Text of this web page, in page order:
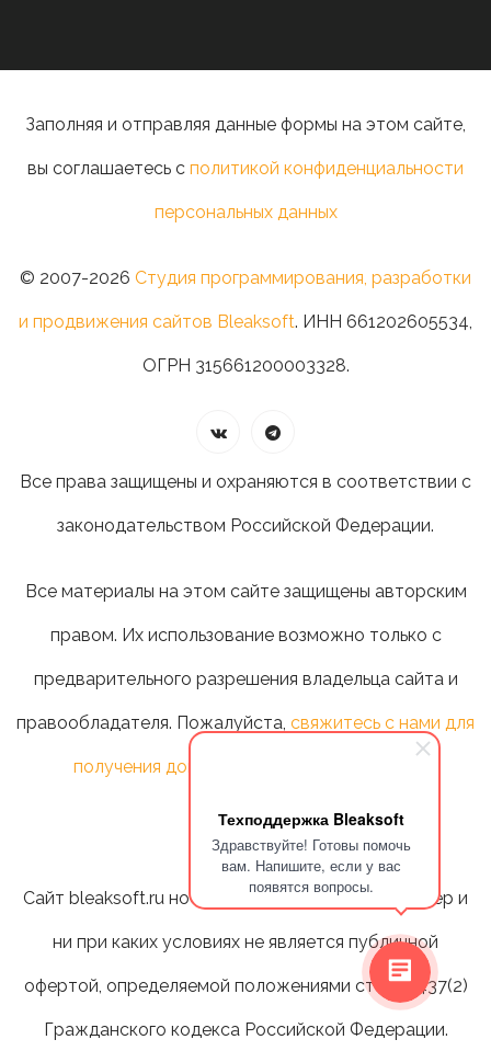
Техподдержка Bleaksoft
Здравствуйте! Готовы помочь
вам. Напишите, если у вас
появятся вопросы.
Заполняя и отправляя данные формы на этом сайте,
вы соглашаетесь с политикой конфиденциальности
персональных данных
© 2007-2026 Студия программирования, разработки
и продвижения сайтов Bleaksoft. ИНН 661202605534,
ОГРН 315661200003328.
Все права защищены и охраняются в соответствии с
законодательством Российской Федерации.
Все материалы на этом сайте защищены авторским
правом. Их использование возможно только с
предварительного разрешения владельца сайта и
правообладателя. Пожалуйста, свяжитесь с нами для
получения дополнительной информации
Сайт bleaksoft.ru носит информационный характер и
ни при каких условиях не является публичной
офертой, определяемой положениями статьи 437(2)
Гражданского кодекса Российской Федерации.